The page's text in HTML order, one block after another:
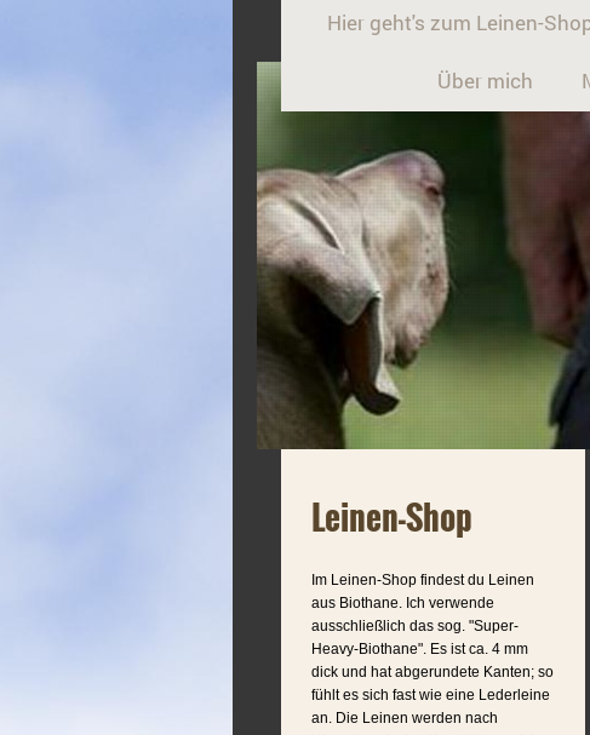
Hier geht's zum Leinen-
Über mich
Leinen-Shop
Im Leinen-Shop findest du Leinen
aus Biothane. Ich verwende
ausschließlich das sog. "Super-
Heavy-Biothane". Es ist ca. 4 mm
dick und hat abgerundete Kanten; so
fühlt es sich fast wie eine Lederleine
an. Die Leinen werden nach